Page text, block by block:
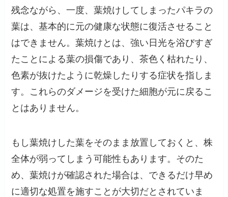
残念ながら、一度、葉焼けしてしまったパキラの
葉は、基本的に元の健康な状態に復活させること
はできません。葉焼けとは、強い日光を浴びすぎ
たことによる葉の損傷であり、茶色く枯れたり、
色素が抜けたように乾燥したりする症状を指しま
す。これらのダメージを受けた細胞が元に戻るこ
とはありません。
もし葉焼けした葉をそのまま放置しておくと、株
全体が弱ってしまう可能性もあります。そのた
め、葉焼けが確認された場合は、できるだけ早め
に適切な処置を施すことが大切だとされていま